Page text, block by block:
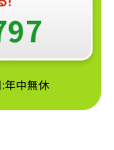
年中無休